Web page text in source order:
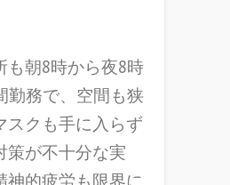
も朝8時から夜8時
勤務で、空間も狭
スクも手に入らず
策が不十分な実
神的疲労も限界に